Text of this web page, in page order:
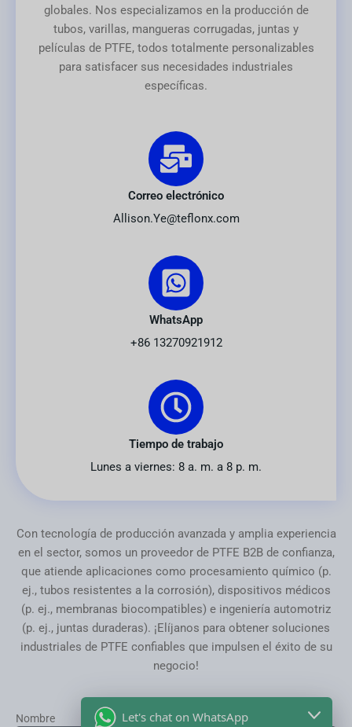
globales. Nos especializamos en la producción de
tubos, varillas, mangueras corrugadas, juntas y
películas de PTFE, todos totalmente personalizables
para satisfacer sus necesidades industriales
específicas.
Correo electrónico
Allison.Ye@teflonx.com
WhatsApp
+86 13270921912
Tiempo de trabajo
Lunes a viernes: 8 a. m. a 8 p. m.
Con tecnología de producción avanzada y amplia experiencia
en el sector, somos un proveedor de PTFE B2B de confianza,
que atiende aplicaciones como procesamiento químico (p.
ej., tubos resistentes a la corrosión), dispositivos médicos
(p. ej., membranas biocompatibles) e ingeniería automotriz
(p. ej., juntas duraderas). ¡Elíjanos para obtener soluciones
industriales de PTFE confiables que impulsen el éxito de su
negocio!
Nombre Let's chat on WhatsApp